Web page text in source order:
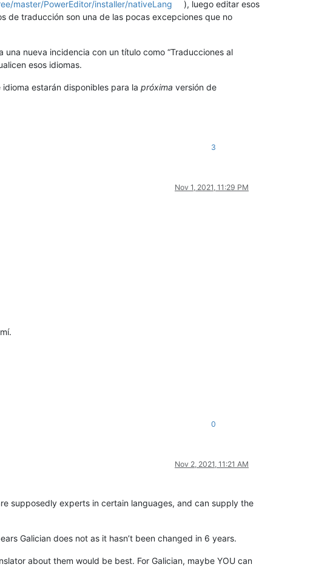
master/PowerEditor/installer/nativeLang
), luego editar esos
de traducción son una de las pocas excepciones que no
una nueva incidencia con un título como “Traducciones al
esos idiomas.
estarán disponibles para la próxima versión de
3
Nov 1, 2021, 11:29 PM
0
Nov 2, 2021, 11:21 AM
supposedly experts in certain languages, and can supply the
Galician does not as it hasn’t been changed in 6 years.
about them would be best. For Galician, maybe YOU can